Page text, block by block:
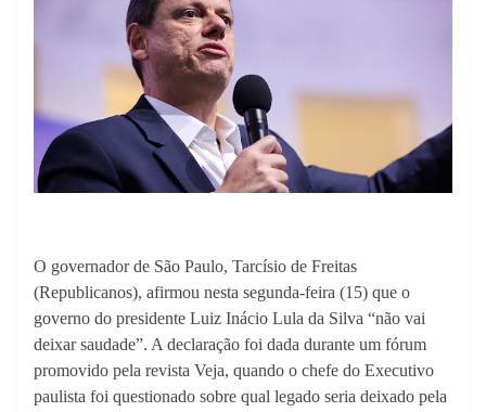
O governador de São Paulo, Tarcísio de Freitas
(Republicanos), afirmou nesta segunda-feira (15) que o
governo do presidente Luiz Inácio Lula da Silva “não vai
deixar saudade”. A declaração foi dada durante um fórum
promovido pela revista Veja, quando o chefe do Executivo
paulista foi questionado sobre qual legado seria deixado pela